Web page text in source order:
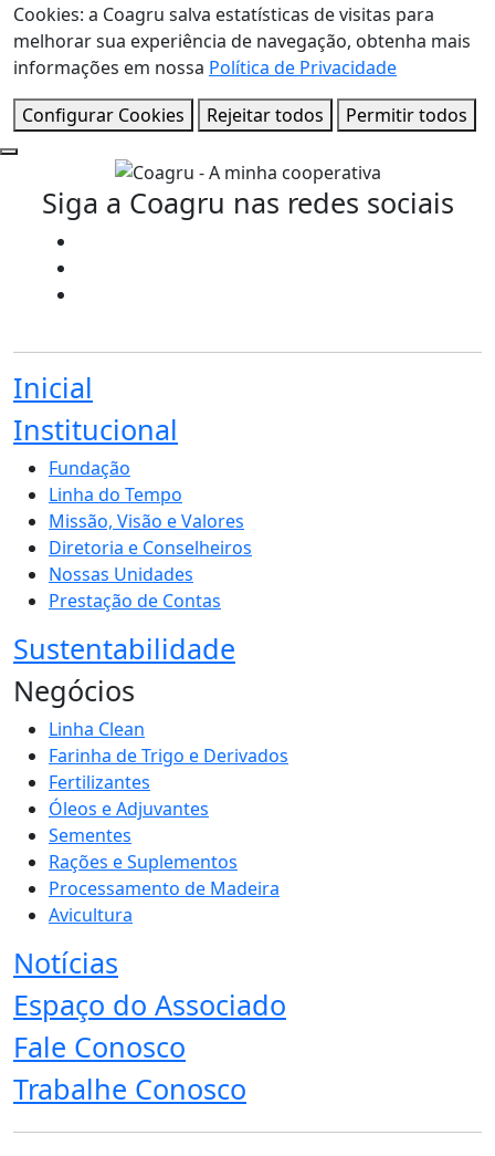
Cookies: a Coagru salva estatísticas de visitas para
melhorar sua experiência de navegação, obtenha mais
informações em nossa Política de Privacidade
Configurar Cookies
Rejeitar todos Permitir todos
Siga a Coagru nas redes sociais
Inicial
Institucional
Fundação
Linha do Tempo
Missão, Visão e Valores
Diretoria e Conselheiros
Nossas Unidades
Prestação de Contas
Sustentabilidade
Negócios
Linha Clean
Farinha de Trigo e Derivados
Fertilizantes
Óleos e Adjuvantes
Sementes
Rações e Suplementos
Processamento de Madeira
Avicultura
Notícias
Espaço do Associado
Fale Conosco
Trabalhe Conosco